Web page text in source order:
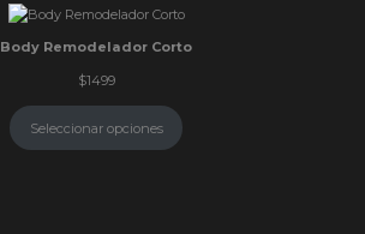
Body Remodelador Corto
$1499
Seleccionar opciones